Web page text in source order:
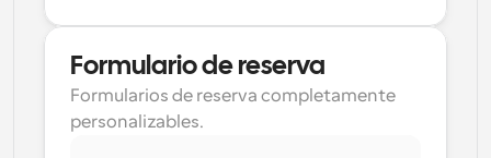
);
Formulario de reserva
Formularios de reserva completamente
personalizables.